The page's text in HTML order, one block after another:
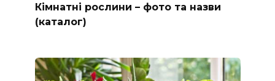
Кімнатні рослини – фото та назви
(каталог)